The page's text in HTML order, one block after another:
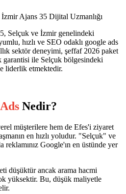
Ajans 35 Dijital Uzmanlığı
Selçuk ve İzmirgenelindeki
hızlı ve SEO odaklı google ads
sektör deneyimi, şeffaf 2026 paket
garantisi ile Selçuk bölgesindeki
liderlik etmektedir.
Nedir?
müşterilere hem de Efes'i ziyaret
en hızlı yoludur. "Selçuk" ve
Google'ın en üstünde yer
düşüktür ancak arama hacmi
yüksektir. Bu, düşük maliyetle